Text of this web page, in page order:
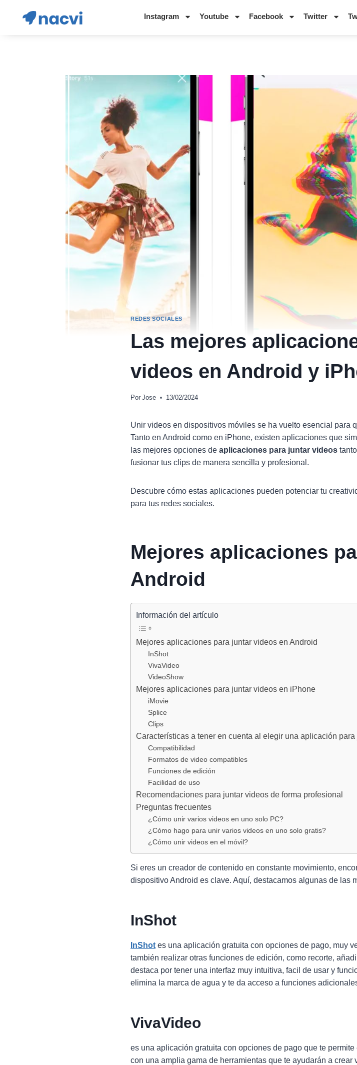
Instagram Youtube Facebook Twitter
REDES SOCIALES
Las mejores
videos en Android y
Por Jose 13/02/2024
Unir videos en dispositivos móviles se ha vuelto esencial para
Tanto en Android como en iPhone, existen aplicaciones que
las mejores opciones de aplicaciones para juntar videos
fusionar tus clips de manera sencilla y profesional.
Descubre cómo estas aplicaciones pueden potenciar tu
para tus redes sociales.
Mejores aplicaciones
Android
Información del artículo
Mejores aplicaciones para juntar videos en Android
InShot
VivaVideo
VideoShow
Mejores aplicaciones para juntar videos en iPhone
iMovie
Splice
Clips
Características a tener en cuenta al elegir una aplicación
Compatibilidad
Formatos de video compatibles
Funciones de edición
Facilidad de uso
Recomendaciones para juntar videos de forma profesional
Preguntas frecuentes
¿Cómo unir varios videos en uno solo PC?
¿Cómo hago para unir varios videos en uno solo gratis?
¿Cómo unir videos en el móvil?
Si eres un creador de contenido en constante movimiento,
dispositivo Android es clave. Aquí, destacamos algunas de las
InShot
InShot es una aplicación gratuita con opciones de pago, muy
también realizar otras funciones de edición, como recorte,
destaca por tener una interfaz muy intuitiva, facil de usar y
elimina la marca de agua y te da acceso a funciones
VivaVideo
es una aplicación gratuita con opciones de pago que te
con una amplia gama de herramientas que te ayudarán a